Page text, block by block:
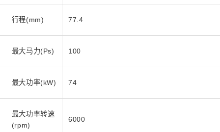
行程(mm) 77.4
最大马力(Ps) 100
最大功率(kW) 74
最大功率转速
(rpm)
6000